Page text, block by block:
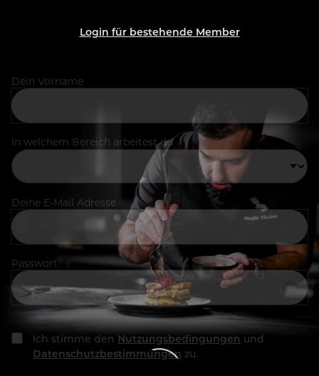
Login für bestehende Member
Dein Vorname
In welchem Bereich arbeitest du
Deine E-Mail Adresse
Passwort
Ich stimme den Nutzungsbedingungen und
Datenschutzbestimmungen zu.